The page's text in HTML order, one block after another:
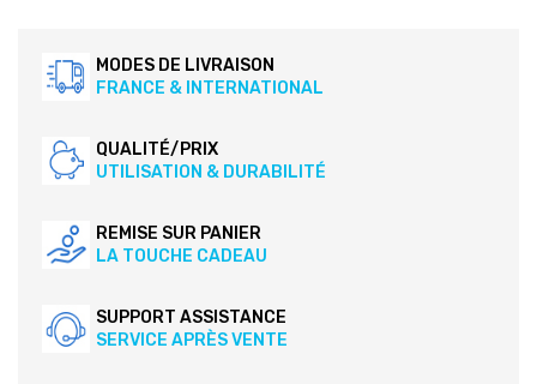
MODES DE LIVRAISON
FRANCE & INTERNATIONAL
QUALITÉ/PRIX
UTILISATION & DURABILITÉ
REMISE SUR PANIER
LA TOUCHE CADEAU
SUPPORT ASSISTANCE
SERVICE APRÈS VENTE